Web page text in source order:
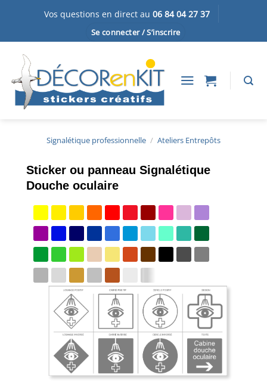
Vos questions en direct au 06 84 04 27 37
Se connecter / S’inscrire
Signalétique professionnelle / Ateliers Entrepôts
Sticker ou panneau Signalétique
Douche oculaire